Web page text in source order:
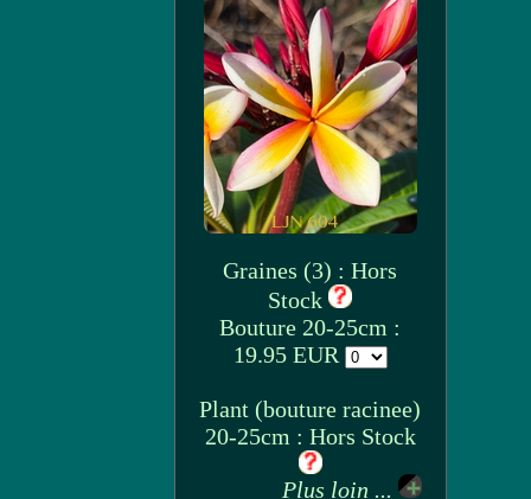
Graines (3) : Hors
Stock
Bouture 20-25cm :
19.95 EUR
Plant (bouture racinee)
20-25cm : Hors Stock
Plus loin ...